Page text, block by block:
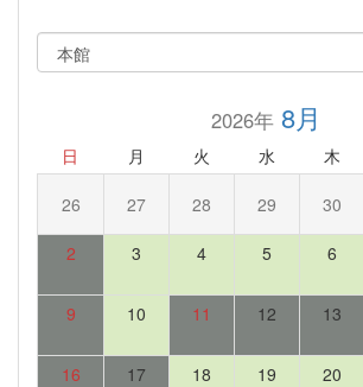
2026年8月
日 月 火 水 木
26 27 28 29 30
2 3 4 5 6
9 10 11 12 13
16 17 18 19 20